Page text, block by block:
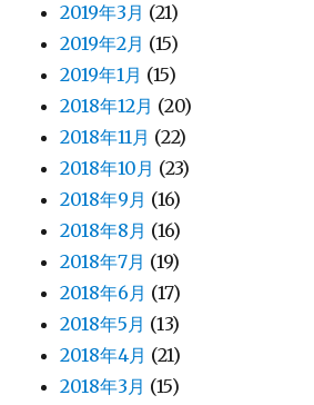
2019年3月 (21)
2019年2月 (15)
2019年1月 (15)
2018年12月 (20)
2018年11月 (22)
2018年10月 (23)
2018年9月 (16)
2018年8月 (16)
2018年7月 (19)
2018年6月 (17)
2018年5月 (13)
2018年4月 (21)
2018年3月 (15)